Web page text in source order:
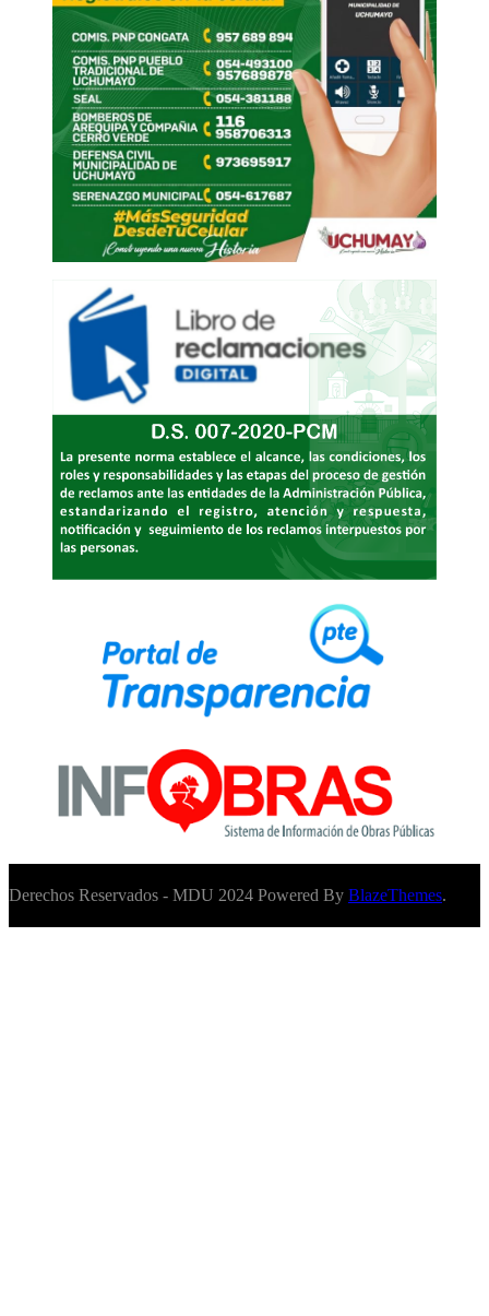
Derechos Reservados - MDU 2024 Powered By BlazeThemes.